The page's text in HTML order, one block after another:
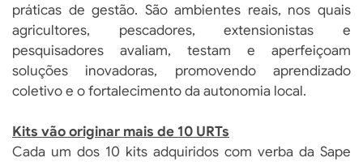
práticas de gestão. São ambientes reais, nos quais
agricultores, pescadores, extensionistas e
pesquisadores avaliam, testam e aperfeiçoam
soluções inovadoras, promovendo aprendizado
coletivo e o fortalecimento da autonomia local.
Kits vão originar mais de 10 URTs
Cada um dos 10 kits adquiridos com verba da Sape